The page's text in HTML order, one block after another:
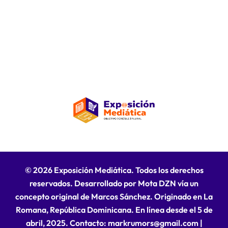
© 2026 Exposición Mediática. Todos los derechos
reservados. Desarrollado por Mota DZN vía un
concepto original de Marcos Sánchez. Originado en La
Romana, República Dominicana. En línea desde el 5 de
abril, 2025. Contacto: markrumors@gmail.com |